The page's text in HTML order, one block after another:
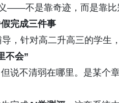
——不是靠奇迹，而是靠
完成三件事
，针对高二升高三的学生
不会”
说不清弱在哪里。是某个